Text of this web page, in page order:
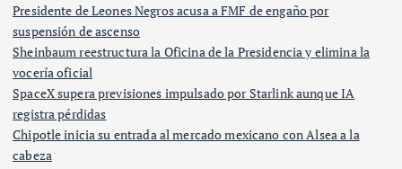
Presidente de Leones Negros acusa a FMF de engaño por
suspensión de ascenso
Sheinbaum reestructura la Oficina de la Presidencia y elimina la
vocería oficial
SpaceX supera previsiones impulsado por Starlink aunque IA
registra pérdidas
Chipotle inicia su entrada al mercado mexicano con Alsea a la
cabeza